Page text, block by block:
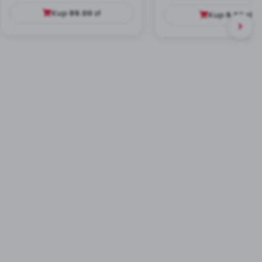
Kup99.00zł Kup9.99 zł